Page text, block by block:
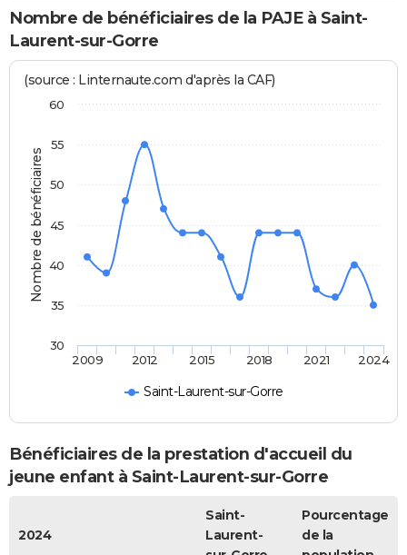
Nombre de bénéficiaires de la PAJE à Saint-
Laurent-sur-Gorre
Nombre de bénéficiaires
(source : Linternaute.com d'après la CAF)
Saint-Laurent-sur-Gorre
2009 2012 2015 2018 2021 2024
30
35
40
45
50
55
60
Bénéficiaires de la prestation d'accueil du
jeune enfant à Saint-Laurent-sur-Gorre
2024
Saint-
Laurent-
Pourcentage
de la